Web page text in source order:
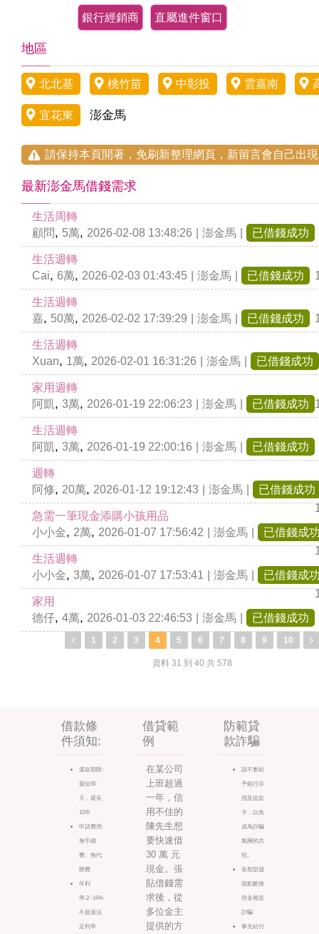
銀行經銷商 直屬進件窗口
地區
北北基 桃竹苗 中彰投 雲嘉南
宜花東 澎金馬
請保持本頁開著，免刷新整理網頁，新留言會自己出
最新澎金馬借錢需求
生活周轉
顧問, 5萬, 2026-02-08 13:48:26 澎金馬 已借錢成功
生活週轉
Cai, 6萬, 2026-02-03 01:43:45 澎金馬 已借錢成功
生活週轉
嘉, 50萬, 2026-02-02 17:39:29 澎金馬 已借錢成功
生活週轉
Xuan, 1萬, 2026-02-01 16:31:26 澎金馬 已借錢成功
家用週轉
阿凱, 3萬, 2026-01-19 22:06:23 澎金馬 已借錢成功
生活週轉
阿凱, 3萬, 2026-01-19 22:00:16 澎金馬 已借錢成功
週轉
阿修, 20萬, 2026-01-12 19:12:43 澎金馬
已借錢成功
急需一筆現金添購小孩用品
小小金, 2萬, 2026-01-07 17:56:42 澎金馬
已借錢成
生活週轉
小小金, 3萬, 2026-01-07 17:53:41 澎金馬
已借錢成
家用
德仔, 4萬, 2026-01-03 22:46:53 澎金馬 已借錢成功
1 2 3 4 5 6 7 8 9 10
資料 31 到 40 共 578
借款條
件須知:
還款期限:
最短90
天，最長
10年
申請費用:
無手續
費、無代
辦費
年利
率:2~16%
不超過法
定利率
借貸範
例
在某公司
上班超過
一年，信
用不佳的
陳先生想
要快速借
30 萬 元
現金。張
貼借錢需
求後，從
多位金主
提供的方
防範貸
款詐騙
請不要給
予銀行存
摺及提款
卡，以免
成為詐騙
集團的共
犯。
各類型儲
值點數換
現金都是
詐騙
事先給付